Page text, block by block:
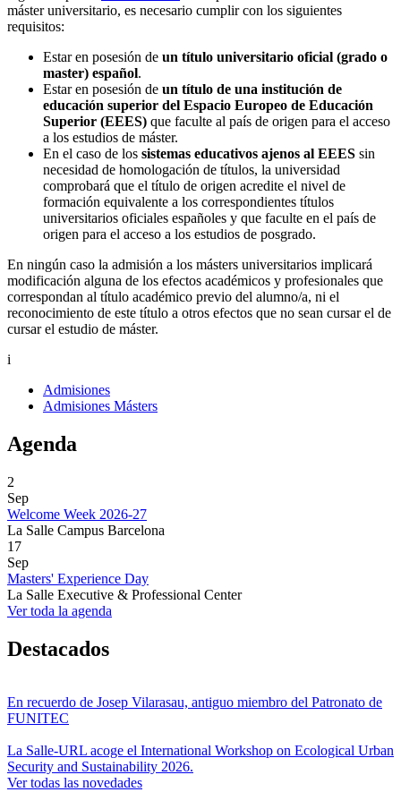
máster universitario, es necesario cumplir con los siguientes
requisitos:
Estar en posesión de un título universitario oficial (grado o
master) español.
Estar en posesión de un título de una institución de
educación superior del Espacio Europeo de Educación
Superior (EEES) que faculte al país de origen para el acceso
a los estudios de máster.
En el caso de los sistemas educativos ajenos al EEES sin
necesidad de homologación de títulos, la universidad
comprobará que el título de origen acredite el nivel de
formación equivalente a los correspondientes títulos
universitarios oficiales españoles y que faculte en el país de
origen para el acceso a los estudios de posgrado.
En ningún caso la admisión a los másters universitarios implicará
modificación alguna de los efectos académicos y profesionales que
correspondan al título académico previo del alumno/a, ni el
reconocimiento de este título a otros efectos que no sean cursar el de
cursar el estudio de máster.
i
Admisiones
Admisiones Másters
Agenda
2
Sep
Welcome Week 2026-27
La Salle Campus Barcelona
17
Sep
Masters' Experience Day
La Salle Executive & Professional Center
Ver toda la agenda
Destacados
En recuerdo de Josep Vilarasau, antiguo miembro del Patronato de
FUNITEC
La Salle-URL acoge el International Workshop on Ecological Urban
Security and Sustainability 2026.
Ver todas las novedades